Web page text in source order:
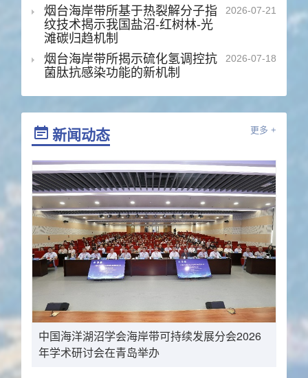
2026-07-21
烟台海岸带所基于热裂解分子指
纹技术揭示我国盐沼-红树林-光
滩碳归趋机制
2026-07-18
烟台海岸带所揭示硫化氢调控抗
菌肽抗感染功能的新机制
新闻动态 更多 +
中国海洋湖沼学会海岸带可持续发展分会2026
年学术研讨会在青岛举办